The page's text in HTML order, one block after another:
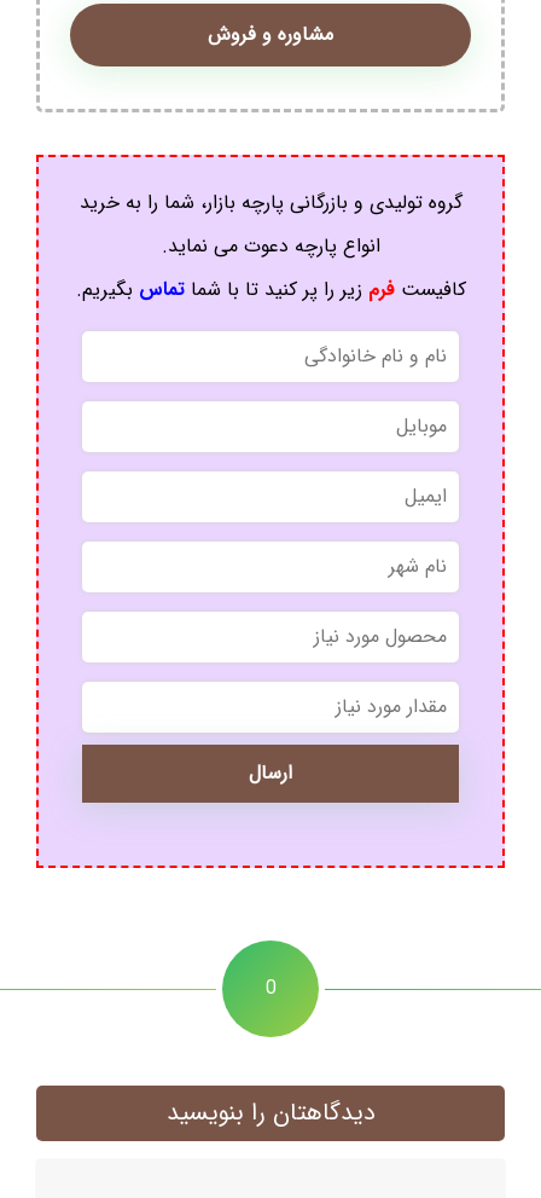
مشاوره و فروش
گروه تولیدی و بازرگانی پارچه بازار، شما را به خرید
انواع پارچه دعوت می نماید.
کافیستفرم زیر را پر کنید تا با شماتماس بگیریم.
*
*
0
دیدگاهتان را بنویسید